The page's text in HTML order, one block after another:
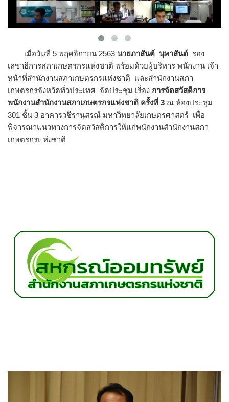
Search
for:
เมื่อวันที่ 5 พฤศจิกายน 2563 นายภาสันต์ นุพาสันต์ รอง
เลขาธิการสภาเกษตรกรแห่งชาติ พร้อมด้วยผู้บริหาร พนักงาน เจ้า
หน้าที่สำนักงานสภาเกษตรกรแห่งชาติ และสำนักงานสภา
เกษตรกรจังหวัดทั่วประเทศ จัดประชุม เรื่อง การจัดสวัสดิการ
พนักงานสำนักงานสภาเกษตรกรแห่งชาติ ครั้งที่ 3 ​ ณ ห้องประชุม
301 ชั้น 3 อาคารวชิรานุสรณ์ มหาวิทยาลัยเกษตรศาสตร์ เพื่อ
พิจารณาแนวทางการจัดสวัสดิการให้แก่พนักงานสำนักงานสภา
เกษตรกรแห่งชาติ